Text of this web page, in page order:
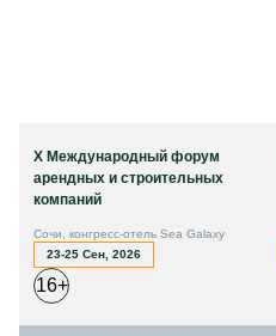
X Международный форум
арендных и строительных
компаний
Сочи, конгресс-отель Sea Galaxy
23-25 Сен, 2026
16+